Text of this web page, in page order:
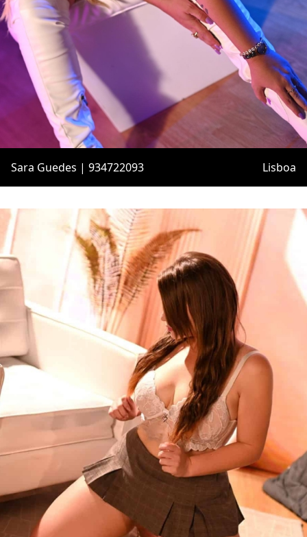
Sara Guedes | 934722093 Lisboa